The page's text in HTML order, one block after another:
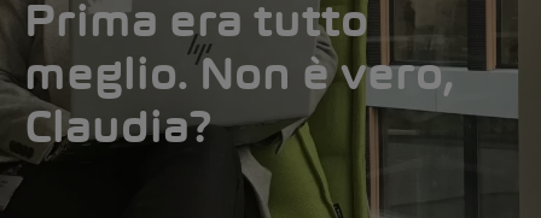
Prima era tutto
meglio. Non è vero,
Claudia?